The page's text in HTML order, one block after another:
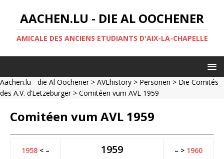
AACHEN.LU - DIE AL OOCHENER
AMICALE DES ANCIENS ETUDIANTS D'AIX-LA-CHAPELLE
Aachen.lu - die Al Oochener> AVLhistory > Personen > Die Comités
des A.V. d’Letzeburger> Comitéen vum AVL 1959
Comitéen vum AVL 1959
1958 < – 1959 – > 1960